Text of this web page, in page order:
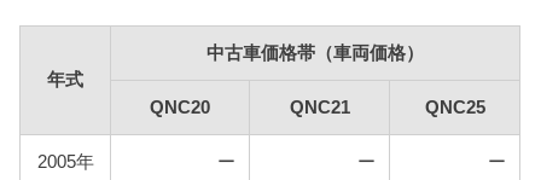
検費用を50,000円としています。
自賠責
2代目bBは自家用乗用車に該当しますので、自賠責の
年式
中古車価格帯（車両価格）
QNC20 QNC21 QNC25
2005年 ー ー ー